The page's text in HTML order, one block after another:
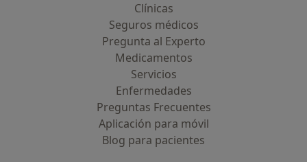
Clínicas
Seguros médicos
Pregunta al Experto
Medicamentos
Servicios
Enfermedades
Preguntas Frecuentes
Aplicación para móvil
Blog para pacientes